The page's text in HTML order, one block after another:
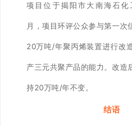
项目位于揭阳市大南海石
月，项目环评公众参与第一次
20万吨/年聚丙烯装置进行改
产三元共聚产品的能力。改造
持20万吨/年不变。
结语